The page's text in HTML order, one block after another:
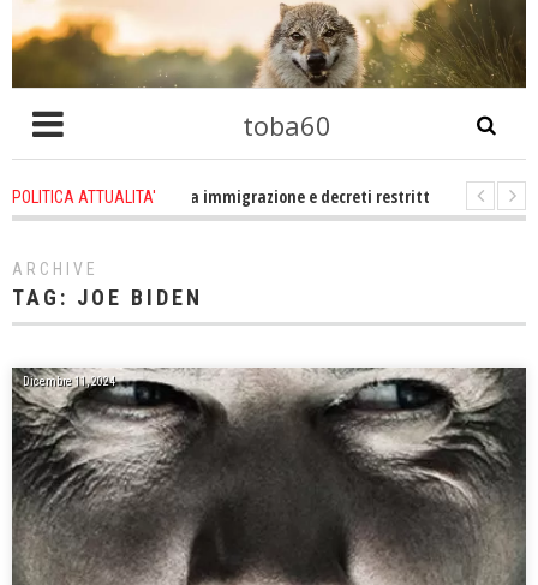
toba60
POLITICA ATTUALITA'
che problema immigrazione e decreti restrittivi della libertà sociale
ARCHIVE
TAG: JOE BIDEN
Dicembre 11, 2024